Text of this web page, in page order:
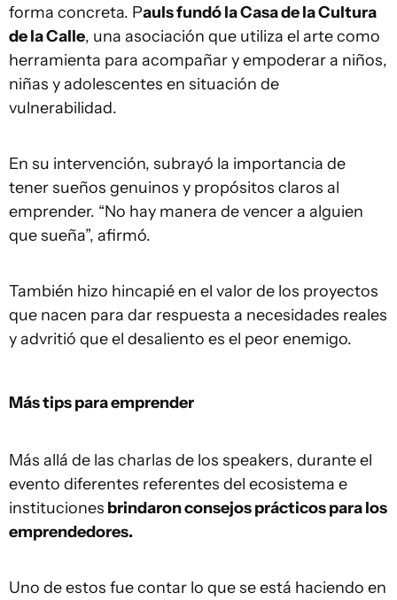
forma concreta. Pauls fundó la Casa de la Cultura
de la Calle, una asociación que utiliza el arte como
herramienta para acompañar y empoderar a niños,
niñas y adolescentes en situación de
vulnerabilidad.
En su intervención, subrayó la importancia de
tener sueños genuinos y propósitos claros al
emprender. “No hay manera de vencer a alguien
que sueña”, afirmó.
También hizo hincapié en el valor de los proyectos
que nacen para dar respuesta a necesidades reales
y advritió que el desaliento es el peor enemigo.
Más tips para emprender
Más allá de las charlas de los speakers, durante el
evento diferentes referentes del ecosistema e
instituciones brindaron consejos prácticos para los
emprendedores.
Uno de estos fue contar lo que se está haciendo en